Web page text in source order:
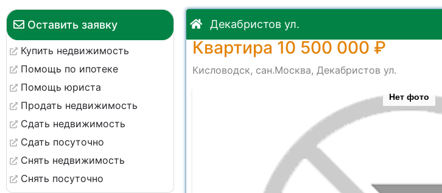
Оставить заявку
Купить недвижимость
Помощь по ипотеке
Помощь юриста
Продать недвижимость
Сдать недвижимость
Сдать посуточно
Снять недвижимость
Снять посуточно
Декабристов ул.
Квартира 10 500 000 ₽
Кисловодск, сан.Москва, Декабристов ул.
Нет фото